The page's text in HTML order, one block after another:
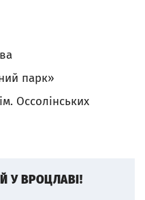
парк»
Оссолінських
У ВРОЦЛАВІ!